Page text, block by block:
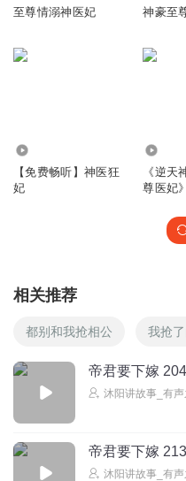
真他妈的来气，男女狗
薯条奶茶鸡翅
女主就这样在旁边看着
至尊情溺神医妃 神豪至
【免费畅听】神医狂
妃
《逆天
尊医妃》
相关推荐
都别和我抢相公 我抢
帝君要下嫁
沐阳讲故事_有
帝君要下嫁
沐阳讲故事_有